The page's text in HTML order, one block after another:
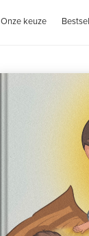
Onze keuze